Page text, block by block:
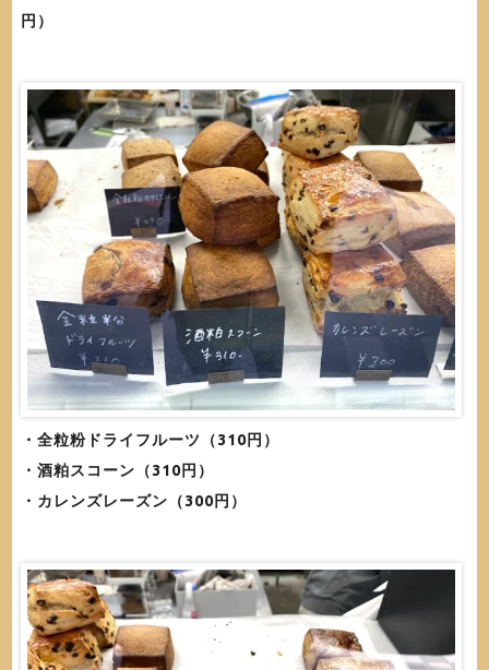
円）
・全粒粉ドライフルーツ（310円）
・酒粕スコーン（310円）
・カレンズレーズン（300円）